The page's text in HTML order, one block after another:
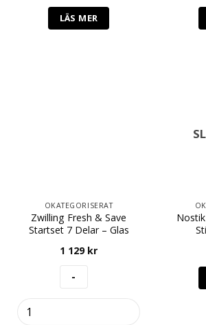
LÄS MER
OKATEGORISERAT
Zwilling Fresh & Save
Startset 7 Delar – Glas
1 129 kr
Fresh